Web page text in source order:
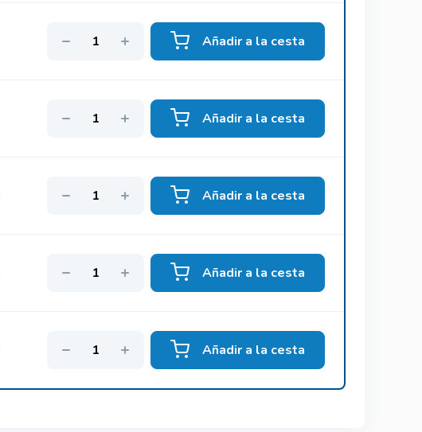
Añadir a la cesta
Añadir a la cesta
Añadir a la cesta
Añadir a la cesta
Añadir a la cesta